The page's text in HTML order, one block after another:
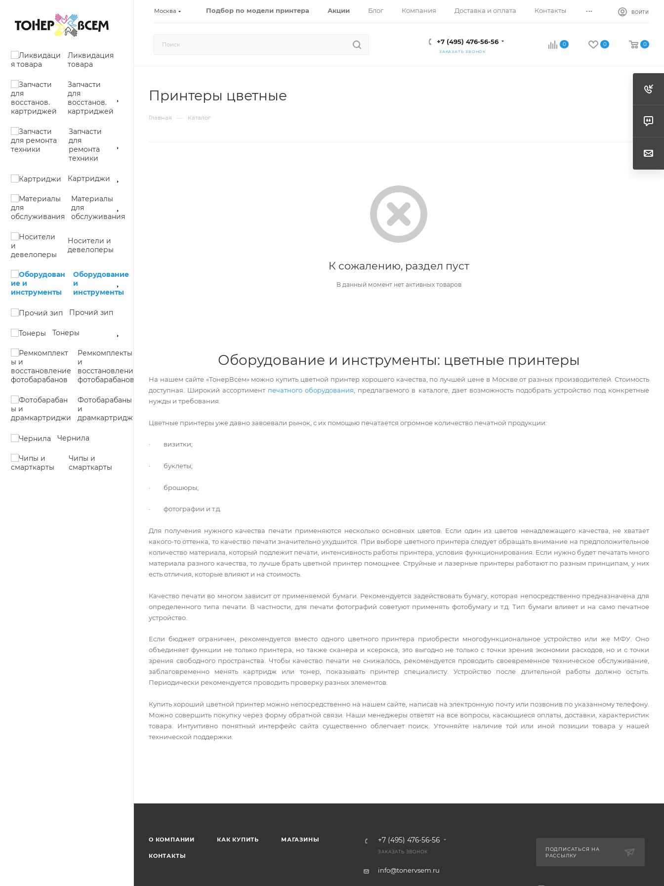
Москва Подбор по модели принтера Акции Блог Компания Доставка и оплата Контакты ... ВОЙТИ
+7 (495) 476-56-56
ЗАКАЗАТЬ ЗВОНОК
0 0 0
Ликвидация
товара
Запчасти
для
восстанов.
картриджей
Запчасти
для
ремонта
техники
Картриджи
Материалы
для
обслуживания
Носители и
девелоперы
Оборудование
и
инструменты
Прочий зип
Тонеры
Ремкомплекты
и
восстановление
фотобарабанов
Фотобарабаны
и
драмкартриджи
Чернила
Чипы и
смарткарты
Принтеры цветные
Главная — Каталог
К сожалению, раздел пуст
В данный момент нет активных товаров
Оборудование и инструменты: цветные принтеры
На нашем сайте «ТонерВсем» можно купить цветной принтер хорошего качества, по лучшей цене в Москве от разных производителей. Стоимость
доступная. Широкий ассортимент печатного оборудования , предлагаемого в каталоге, дает возможность подобрать устройство под конкретные
нужды и требования.
Цветные принтеры уже давно завоевали рынок, с их помощью печатается огромное количество печатной продукции:
· визитки;
· буклеты;
· брошюры;
· фотографии и т.д.
Для получения нужного качества печати применяются несколько основных цветов. Если один из цветов ненадлежащего качества, не хватает
какого-то оттенка, то качество печати значительно ухудшится. При выборе цветного принтера следует обращать внимание на предположительное
количество материала, который подлежит печати, интенсивность работы принтера, условия функционирования. Если нужно будет печатать много
материала разного качества, то лучше брать цветной принтер помощнее. Струйные и лазерные принтеры работают по разным принципам, у них
есть отличия, которые влияют и на стоимость.
Качество печати во многом зависит от применяемой бумаги. Рекомендуется задействовать бумагу, которая непосредственно предназначена для
определенного типа печати. В частности, для печати фотографий советуют применять фотобумагу и т.д. Тип бумаги влияет и на само печатное
устройство.
Если бюджет ограничен, рекомендуется вместо одного цветного принтера приобрести многофункциональное устройство или же МФУ. Оно
объединяет функции не только принтера, но также сканера и ксерокса, это выгодно не только с точки зрения экономии расходов, но и с точки
зрения свободного пространства. Чтобы качество печати не снижалось, рекомендуется проводить своевременное техническое обслуживание,
заблаговременно менять картридж или тонер, показывать принтер специалисту. Устройство после длительной работы должно остыть.
Периодически рекомендуется проводить проверку разных элементов.
Купить хороший цветной принтер можно непосредственно на нашем сайте, написав на электронную почту или позвонив по указанному телефону.
Можно совершить покупку через форму обратной связи. Наши менеджеры ответят на все вопросы, касающиеся оплаты, доставки, характеристик
товара. Интуитивно понятный интерфейс сайта существенно облегчает поиск. Уточняйте наличие той или иной позиции товара у нашей
технической поддержки.
О КОМПАНИИ КАК КУПИТЬ МАГАЗИНЫ
КОНТАКТЫ
+7 (495) 476-56-56
ЗАКАЗАТЬ ЗВОНОК
info@tonervsem.ru
ПОДПИСАТЬСЯ НА
РАССЫЛКУ